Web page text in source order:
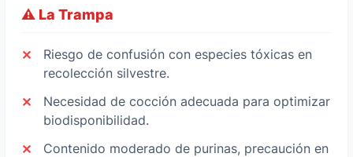
⚠️ La Trampa
Riesgo de confusión con especies tóxicas en
recolección silvestre.
Necesidad de cocción adecuada para optimizar
biodisponibilidad.
Contenido moderado de purinas, precaución en